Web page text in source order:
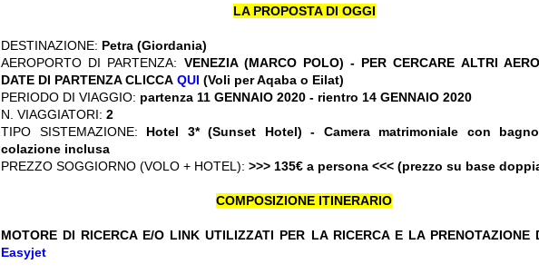
LA PROPOSTA DI OGGI
DESTINAZIONE: Petra (Giordania)
AEROPORTO DI PARTENZA: VENEZIA (MARCO POLO) - PER CERCARE ALTRI
DATE DI PARTENZA CLICCA QUI (Voli per Aqaba o Eilat)
PERIODO DI VIAGGIO: partenza 11 GENNAIO 2020 - rientro 14 GENNAIO 2020
N. VIAGGIATORI: 2
TIPO SISTEMAZIONE: Hotel 3* (Sunset Hotel) - Camera matrimoniale con
colazione inclusa
PREZZO SOGGIORNO (VOLO + HOTEL): >>> 135€ a persona <<< (prezzo su base
COMPOSIZIONE ITINERARIO
MOTORE DI RICERCA E/O LINK UTILIZZATI PER LA RICERCA E LA PRENOTAZIONE
Easyjet